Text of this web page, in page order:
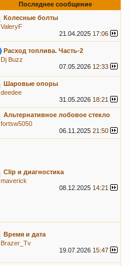
Последнее сообщение
Колесные болты
ValeryF
21.04.2025 17:06
Расход топлива. Часть-2
Dj Buzz
07.05.2026 12:33
Шаровые опоры
deedee
31.05.2026 18:21
Альтернативное лобовое стекло
fortsw5050
06.11.2025 21:50
Clip и диагностика
maverick
08.12.2025 14:21
Время и дата
Brazer_Tv
19.07.2026 15:47